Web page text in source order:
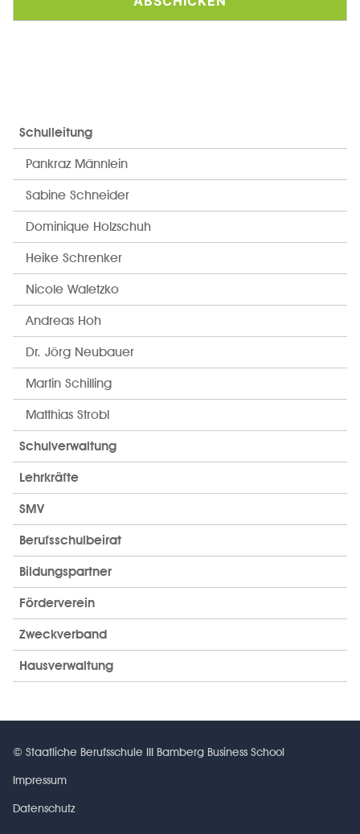
Schulleitung
Pankraz Männlein
Sabine Schneider
Dominique Holzschuh
Heike Schrenker
Nicole Waletzko
Andreas Hoh
Dr. Jörg Neubauer
Martin Schilling
Matthias Strobl
Schulverwaltung
Lehrkräfte
SMV
Berufsschulbeirat
Bildungspartner
Förderverein
Zweckverband
Hausverwaltung
© Staatliche Berufsschule III Bamberg Business School
Impressum
Datenschutz